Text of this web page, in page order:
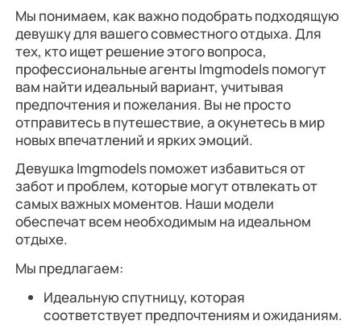
Мы понимаем, как важно подобрать подходящую
девушку для вашего совместного отдыха. Для
тех, кто ищет решение этого вопроса,
профессиональные агенты Imgmodels помогут
вам найти идеальный вариант, учитывая
предпочтения и пожелания. Вы не просто
отправитесь в путешествие, а окунетесь в мир
новых впечатлений и ярких эмоций.
Девушка Imgmodels поможет избавиться от
забот и проблем, которые могут отвлекать от
самых важных моментов. Наши модели
обеспечат всем необходимым на идеальном
отдыхе.
Мы предлагаем:
Идеальную спутницу, которая
соответствует предпочтениям и ожиданиям.